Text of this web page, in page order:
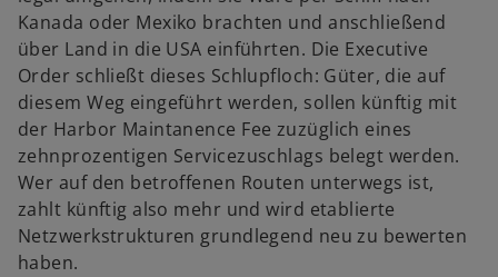
Kanada oder Mexiko brachten und anschließend
über Land in die USA einführten. Die Executive
Order schließt dieses Schlupfloch: Güter, die auf
diesem Weg eingeführt werden, sollen künftig mit
der Harbor Maintanence Fee zuzüglich eines
zehnprozentigen Servicezuschlags belegt werden.
Wer auf den betroffenen Routen unterwegs ist,
zahlt künftig also mehr und wird etablierte
Netzwerkstrukturen grundlegend neu zu bewerten
haben.